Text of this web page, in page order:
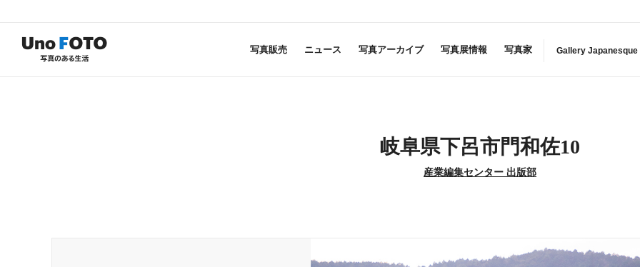
写真販売 ニュース 写真アーカイブ 写真展情報 写真家 Gallery Japanesque
岐阜県下呂市門和佐10
産業編集センター 出版部